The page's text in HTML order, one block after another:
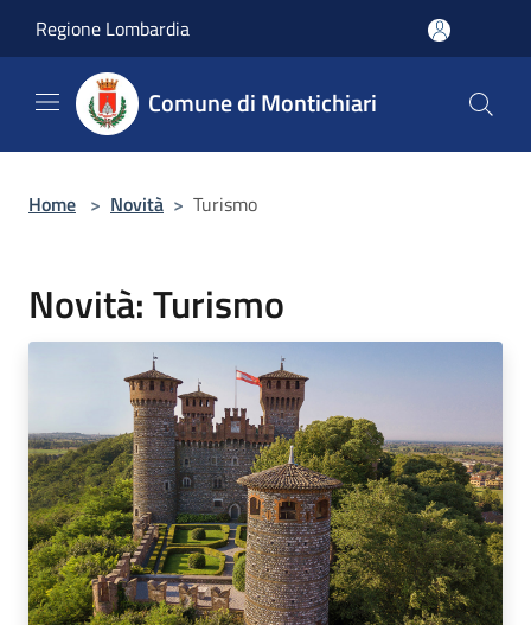
Regione Lombardia
Comune di Montichiari
Home > Novità > Turismo
Novità: Turismo